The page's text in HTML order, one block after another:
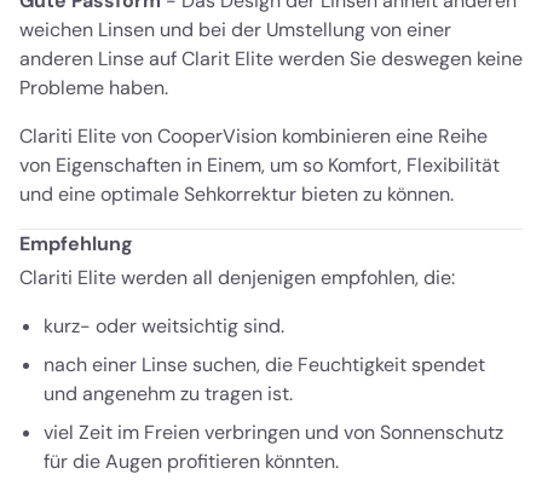
weichen Linsen und bei der Umstellung von einer
anderen Linse auf Clarit Elite werden Sie deswegen keine
Probleme haben.
Clariti Elite von CooperVision kombinieren eine Reihe
von Eigenschaften in Einem, um so Komfort, Flexibilität
und eine optimale Sehkorrektur bieten zu können.
Empfehlung
Clariti Elite werden all denjenigen empfohlen, die:
kurz- oder weitsichtig sind.
nach einer Linse suchen, die Feuchtigkeit spendet
und angenehm zu tragen ist.
viel Zeit im Freien verbringen und von Sonnenschutz
für die Augen profitieren könnten.